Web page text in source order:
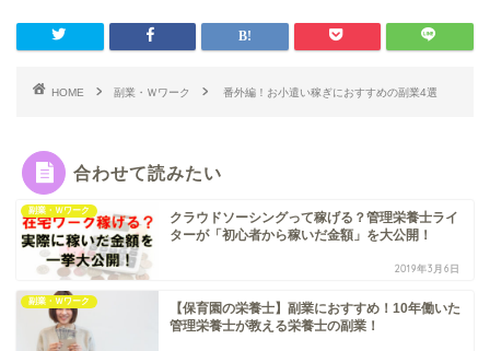
HOME 副業・Ｗワーク 番外編！お小遣い稼ぎにおすすめの副業4選
合わせて読みたい
副業・Ｗワーク
クラウドソーシングって稼げる？管理栄養士ライ
ターが「初心者から稼いだ金額」を大公開！
2019年3月6日
副業・Ｗワーク
【保育園の栄養士】副業におすすめ！10年働いた
管理栄養士が教える栄養士の副業！